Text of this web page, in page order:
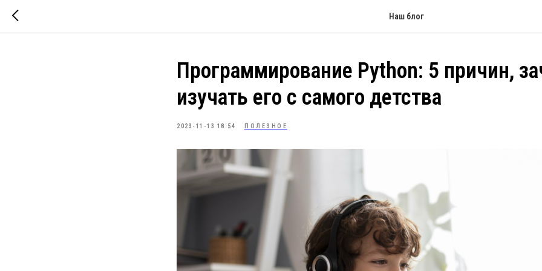
Наш блог
Программирование Python: 5 причин,
изучать его с самого детства
2023-11-13 18:54 ПОЛЕЗНОЕ